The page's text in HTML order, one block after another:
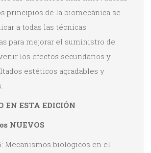
principios de la biomecánica se
a todas las técnicas
para mejorar el suministro de
los efectos secundarios y
estéticos agradables y
EN ESTA EDICIÓN
NUEVOS
Mecanismos biológicos en el